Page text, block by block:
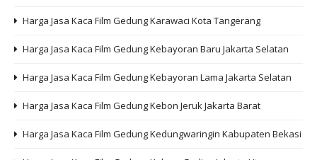
Harga Jasa Kaca Film Gedung Karawaci Kota Tangerang
Harga Jasa Kaca Film Gedung Kebayoran Baru Jakarta Selatan
Harga Jasa Kaca Film Gedung Kebayoran Lama Jakarta Selatan
Harga Jasa Kaca Film Gedung Kebon Jeruk Jakarta Barat
Harga Jasa Kaca Film Gedung Kedungwaringin Kabupaten Bekasi